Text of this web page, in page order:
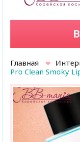
Главная
Pro Clean Smoky